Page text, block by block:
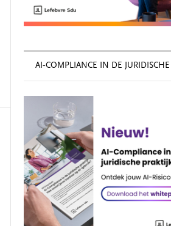
AI‑COMPLIANCE IN DE JURIDISCHE